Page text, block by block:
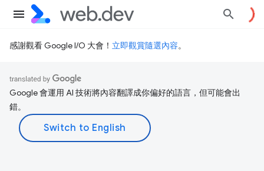
感謝觀看 Google I/O 大會！ 立即觀賞隨選內容。
Google 會運用 AI 技術將內容翻譯成你偏好的語言，但可能會出
錯。